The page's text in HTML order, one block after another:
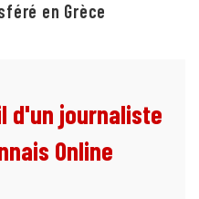
en Grèce
d'un journaliste
Online